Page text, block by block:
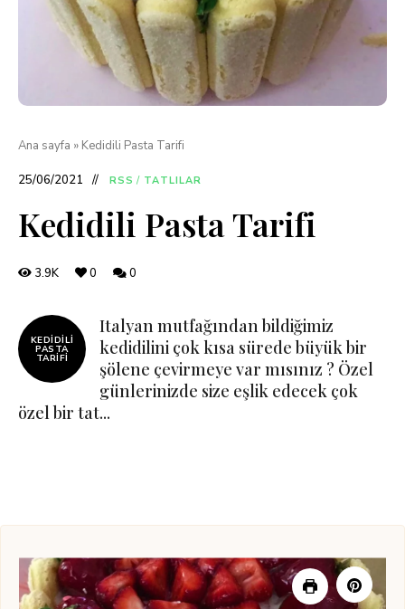
Ana sayfa » Kedidili Pasta Tarifi
25/06/2021 RSS / TATLILAR
Kedidili Pasta Tarifi
3.9K 0 0
KEDIDILI
PASTA
TARIFI
Italyan mutfağından bildiğimiz
kedidilini çok kısa sürede büyük bir
şölene çevirmeye var mısınız ? Özel
günlerinizde size eşlik edecek çok
özel bir tat...